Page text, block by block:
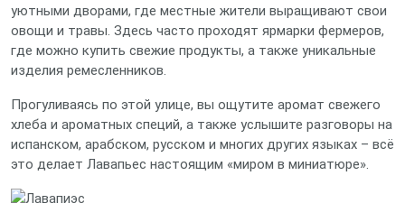
уютными дворами, где местные жители выращивают свои
овощи и травы. Здесь часто проходят ярмарки фермеров,
где можно купить свежие продукты, а также уникальные
изделия ремесленников.
Прогуливаясь по этой улице, вы ощутите аромат свежего
хлеба и ароматных специй, а также услышите разговоры на
испанском, арабском, русском и многих других языках – всё
это делает Лавапьес настоящим «миром в миниатюре».